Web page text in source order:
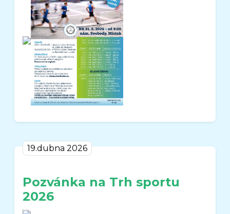
19.dubna 2026
Pozvánka na Trh sportu
2026